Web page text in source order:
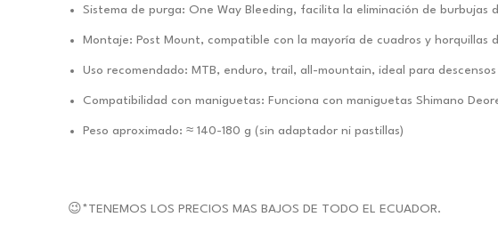
Sistema de purga: One Way Bleeding, facilita la eliminación de burbujas
Montaje: Post Mount, compatible con la mayoría de cuadros y horquillas
Uso recomendado: MTB, enduro, trail, all-mountain, ideal para
Compatibilidad con maniguetas: Funciona con maniguetas Shimano
Peso aproximado: ≈ 140-180 g (sin adaptador ni pastillas)
😉*TENEMOS LOS PRECIOS MAS BAJOS DE TODO EL ECUADOR.